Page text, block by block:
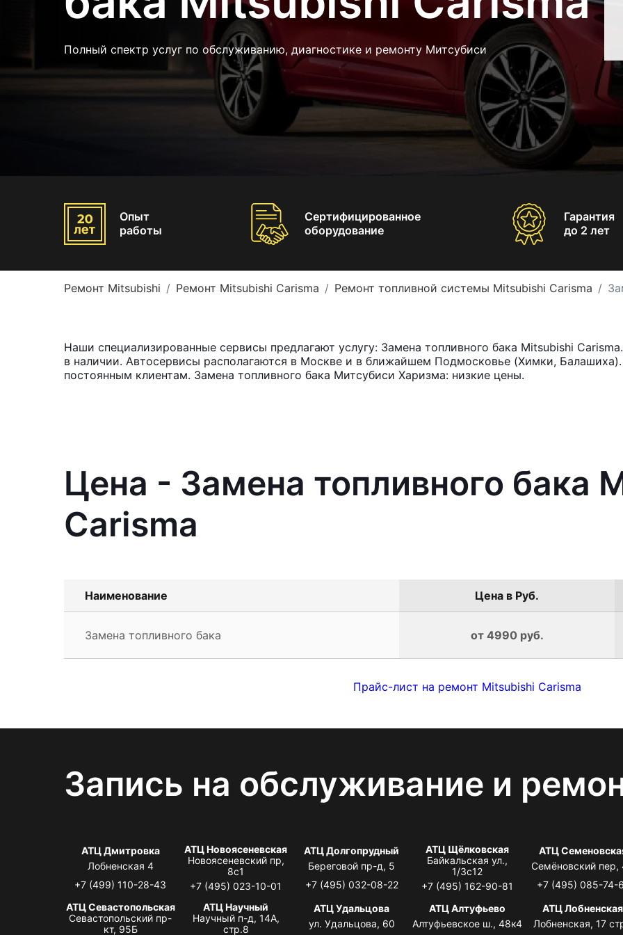
Полный спектр услуг по обслуживанию, диагностике и ремонту Митсубиси
Опыт
работы
Сертифицированное
оборудование
Гарантия
до 2 лет
Ремонт Mitsubishi Ремонт Mitsubishi Carisma Ремонт топливной системы Mitsubishi Carisma
Наши специализированные сервисы предлагают услугу: Замена топливного бака Mitsubishi
в наличии. Автосервисы располагаются в Москве и в ближайшем Подмосковье (Химки,
постоянным клиентам. Замена топливного бака Митсубиси Харизма: низкие цены.
Цена - Замена топливного бака
Carisma
Наименование Цена в Руб.
Замена топливного бака от 4990 руб.
Прайс-лист на ремонт Mitsubishi Carisma
Запись на обслуживание и
АТЦ Дмитровка
Лобненская 4
+7 (499) 110-28-43
АТЦ Новоясеневская
Новоясеневский пр,
8с1
+7 (495) 023-10-01
АТЦ Долгопрудный
Береговой пр-д, 5
+7 (495) 032-08-22
АТЦ Щёлковская
Байкальская ул.,
1/3с12
+7 (495) 162-90-81
АТЦ
Семёновский пер,
+7 (495) 085-74-
АТЦ Севастопольская
Севастопольский пр-
кт, 95Б
АТЦ Научный
Научный п-д, 14А,
стр.8
АТЦ Удальцова
ул. Удальцова, 60
АТЦ Алтуфьево
Алтуфьевское ш., 48к4
АТЦ Лобненская
Лобненская, 17